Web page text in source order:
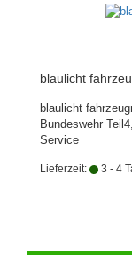
blaulicht
blaulicht
Bundeswehr
Service
Lieferzeit: 3 - 4